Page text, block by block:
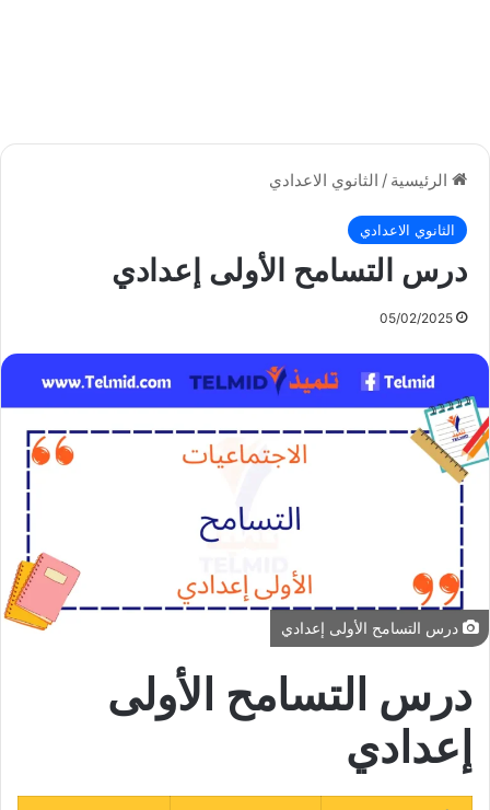
الرئيسية / الثانوي الاعدادي
الثانوي الاعدادي
درس التسامح الأولى إعدادي
05/02/2025
درس التسامح الأولى إعدادي
درس التسامح الأولى
إعدادي